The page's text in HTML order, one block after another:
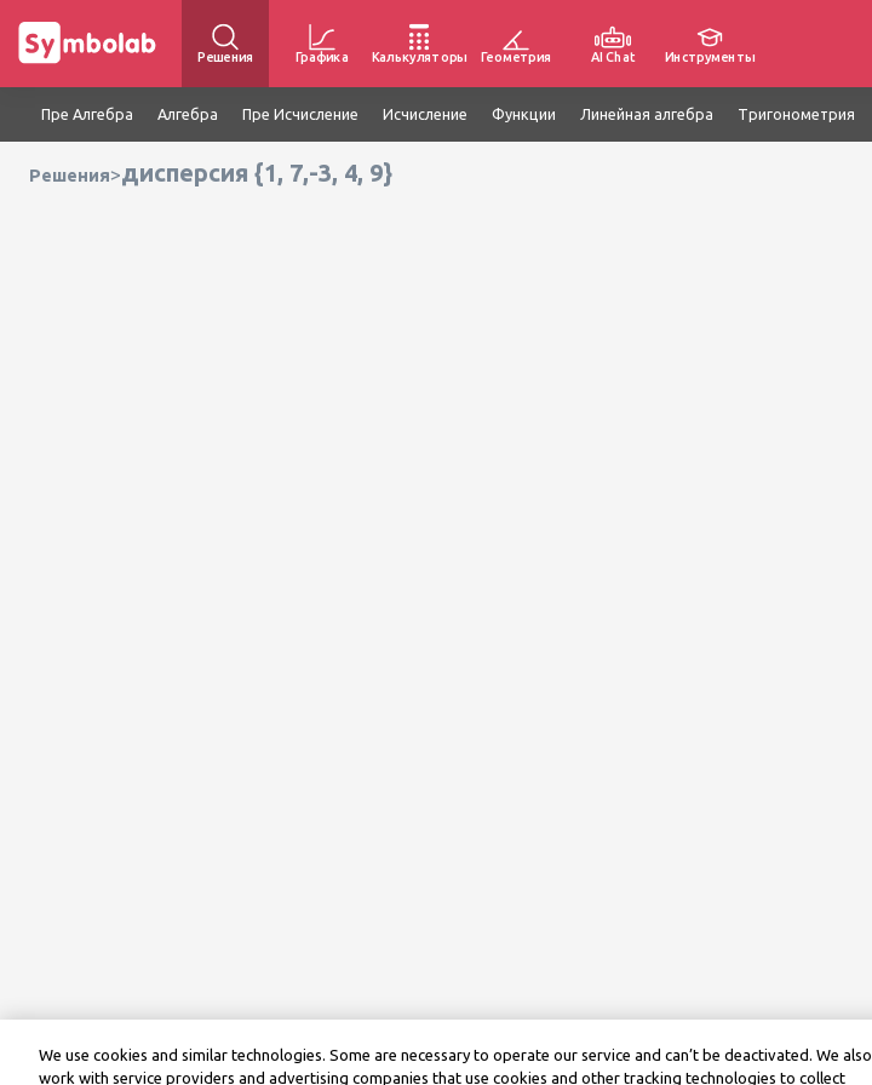
Решения Графика Калькуляторы Геометрия AI Chat Инструменты
Пре Алгебра Алгебра Пре Исчисление Исчисление Функции Линейная алгебра Тригонометрия
Решения>дисперсия {1, 7,-3, 4, 9}
We use cookies and similar technologies. Some are necessary to operate our service and can’t be deactivated. We also
work with service providers and advertising companies that use cookies and other tracking technologies to collect